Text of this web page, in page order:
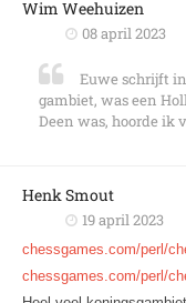
Wim Weehuizen
08 april 2023
Euwe schrijft
gambiet, was een
Deen was, hoorde ik
Henk Smout
19 april 2023
chessgames.com/perl/
chessgames.com/perl/